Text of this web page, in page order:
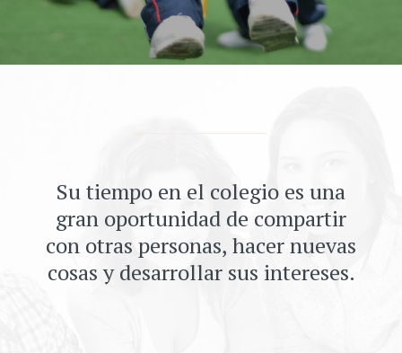
Su tiempo en el colegio es una
gran oportunidad de compartir
con otras personas, hacer nuevas
cosas y desarrollar sus intereses.